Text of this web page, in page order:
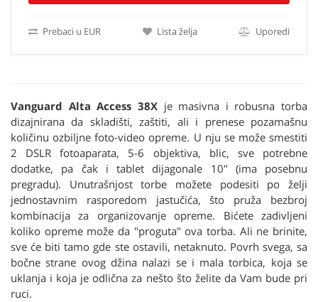
Prebaci u EUR Lista želja Uporedi
Vanguard Alta Access 38Xje masivna i robusna torba
dizajnirana da skladišti, zaštiti, ali i prenese pozamašnu
količinu ozbiljne foto-video opreme. U nju se može smestiti
2 DSLR fotoaparata, 5-6 objektiva, blic, sve potrebne
dodatke, pa čak i tablet dijagonale 10" (ima posebnu
pregradu). Unutrašnjost torbe možete podesiti po želji
jednostavnim rasporedom jastučića, što pruža bezbroj
kombinacija za organizovanje opreme. Bićete zadivljeni
koliko opreme može da "proguta" ova torba. Ali ne brinite,
sve će biti tamo gde ste ostavili, netaknuto. Povrh svega, sa
bočne strane ovog džina nalazi se i mala torbica, koja se
uklanja i koja je odlična za nešto što želite da Vam bude pri
ruci.